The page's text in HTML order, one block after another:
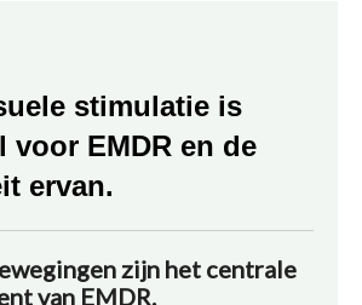
stimulatie is
voor EMDR en de
ervan.
zijn het centrale
van EMDR.